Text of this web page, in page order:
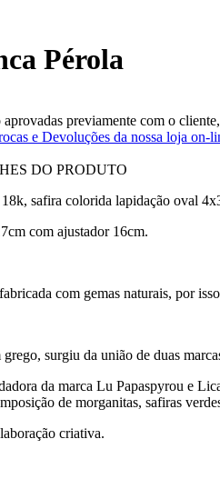
Pérola
aprovadas previamente com o
e Devoluções da nossa loja on-
DO PRODUTO
safira colorida lapidação oval
com ajustador 16cm.
com gemas naturais, por
grego, surgiu da união de duas
da marca Lu Papaspyrou e
de morganitas, safiras
criativa.